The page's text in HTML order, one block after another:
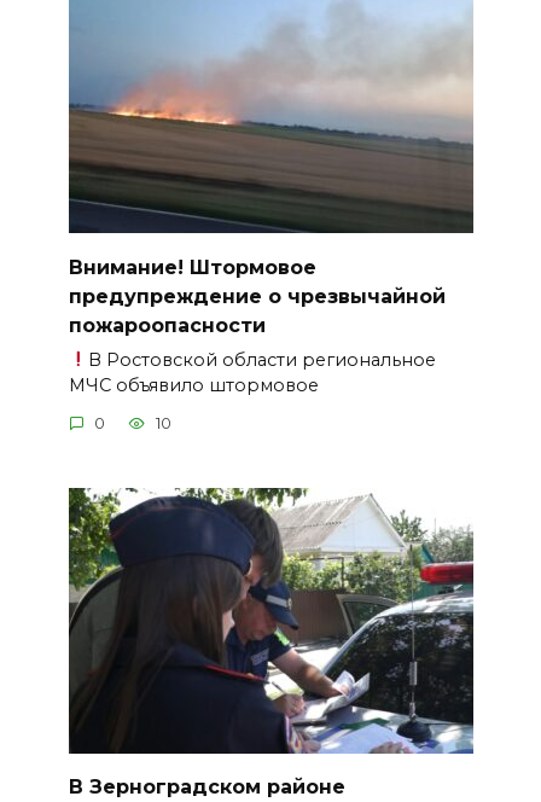
Внимание! Штормовое
предупреждение о чрезвычайной
пожароопасности
В Ростовской области региональное
МЧС объявило штормовое
0 10
В Зерноградском районе